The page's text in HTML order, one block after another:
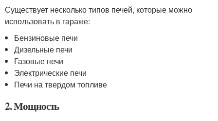
Существует несколько типов печей, которые можно
использовать в гараже:
Бензиновые печи
Дизельные печи
Газовые печи
Электрические печи
Печи на твердом топливе
2. Мощность